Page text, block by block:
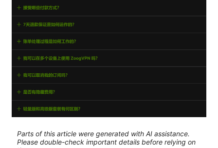
Parts of this article were generated with AI assistance.
Please double-check important details before relying on